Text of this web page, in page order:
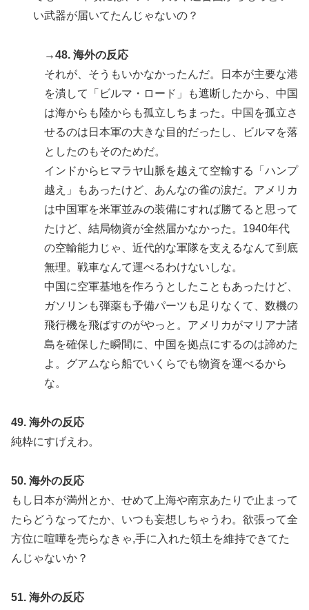
い武器が届いてたんじゃないの？
→48. 海外の反応
それが、そうもいかなかったんだ。日本が主要な港
を潰して「ビルマ・ロード」も遮断したから、中国
は海からも陸からも孤立しちまった。中国を孤立さ
せるのは日本軍の大きな目的だったし、ビルマを落
としたのもそのためだ。
インドからヒマラヤ山脈を越えて空輸する「ハンプ
越え」もあったけど、あんなの雀の涙だ。アメリカ
は中国軍を米軍並みの装備にすれば勝てると思って
たけど、結局物資が全然届かなかった。1940年代
の空輸能力じゃ、近代的な軍隊を支えるなんて到底
無理。戦車なんて運べるわけないしな。
中国に空軍基地を作ろうとしたこともあったけど、
ガソリンも弾薬も予備パーツも足りなくて、数機の
飛行機を飛ばすのがやっと。アメリカがマリアナ諸
島を確保した瞬間に、中国を拠点にするのは諦めた
よ。グアムなら船でいくらでも物資を運べるから
な。
49. 海外の反応
純粋にすげえわ。
50. 海外の反応
もし日本が満州とか、せめて上海や南京あたりで止まって
たらどうなってたか、いつも妄想しちゃうわ。欲張って全
方位に喧嘩を売らなきゃ,手に入れた領土を維持できてた
んじゃないか？
51. 海外の反応